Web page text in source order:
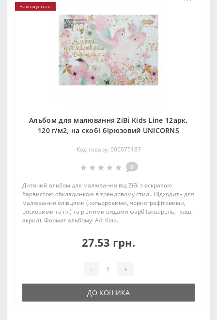
Закінчується
Альбом для малювання ZiBi Kids Line 12арк.
120 г/м2, на скобі бірюзовий UNICORNS
Код товару: 000075187
0
Дитячий альбом для малювання від ZiBi з яскравою
барвистою обкладинкою в трендовому стилі. Підходить для
малювання олівцями (кольоровими, чорнографітовими,
восковими та ін.) та різними видами фарб (акварель, гуаш,
акрил). Формат альбому: А4. Кіль..
27.53 грн.
- +
ДО КОШИКА